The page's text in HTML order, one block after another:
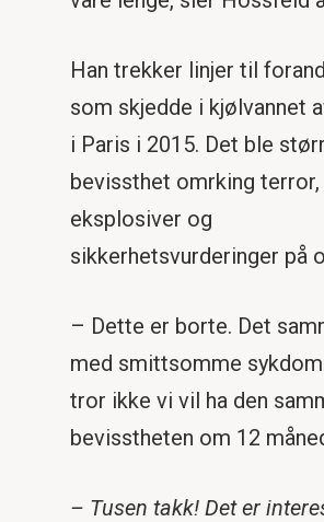
Han trekker linjer til
som skjedde i kjølvannet
i Paris i 2015. Det ble
bevissthet omrking terror,
eksplosiver og
sikkerhetsvurderinger på
– Dette er borte. Det
med smittsomme
tror ikke vi vil ha den
bevisstheten om 12
– Tusen takk! Det er